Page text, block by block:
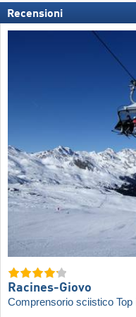
Recensioni
Racines-Giovo
Comprensorio sciistico Top